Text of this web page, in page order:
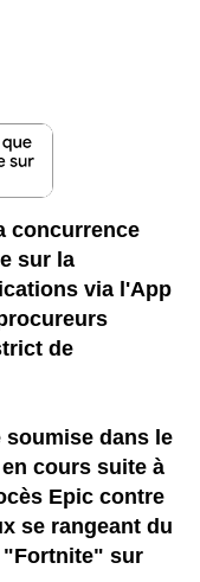
concurrence
sur la
via l'App
de
soumise dans le
cours suite à
Epic contre
se rangeant du
"Fortnite" sur